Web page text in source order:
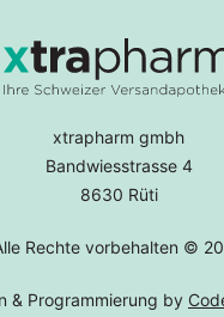
xtrapharm gmbh
Bandwiesstrasse 4
8630 Rüti
Rechte vorbehalten ©
& Programmierung by